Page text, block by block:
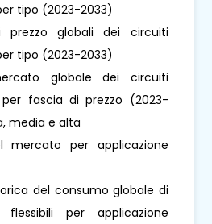
tipo (2023-2033)
prezzo globali dei circuiti
tipo (2023-2033)
globale dei circuiti
fascia di prezzo (2023-
media e alta
mercato per applicazione
del consumo globale di
per applicazione